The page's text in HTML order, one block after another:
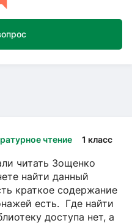
чтение 1 класс
читать Зощенко
найти данный
краткое содержание
есть. Где найти
доступа нет, а